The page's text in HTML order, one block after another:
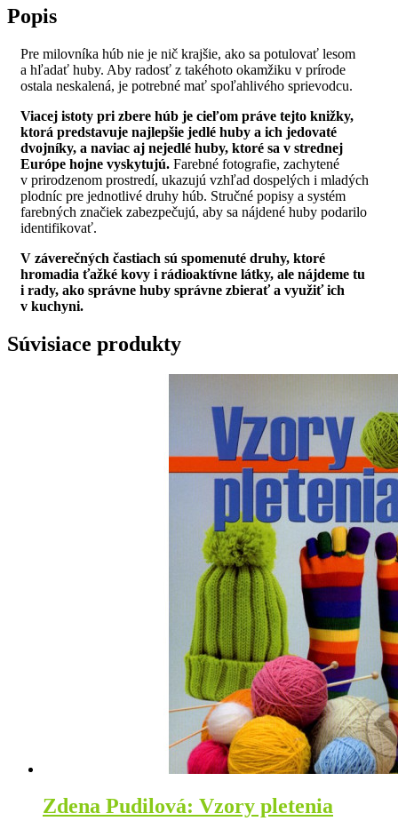
Popis
Pre milovníka húb nie je nič krajšie, ako sa potulovať lesom
a hľadať huby. Aby radosť z takéhoto okamžiku v prírode
ostala neskalená, je potrebné mať spoľahlivého sprievodcu.
Viacej istoty pri zbere húb je cieľom práve tejto knižky,
ktorá predstavuje najlepšie jedlé huby a ich jedovaté
dvojníky, a naviac aj nejedlé huby, ktoré sa v strednej
Európe hojne vyskytujú. Farebné fotografie, zachytené
v prirodzenom prostredí, ukazujú vzhľad dospelých i mladých
plodníc pre jednotlivé druhy húb. Stručné popisy a systém
farebných značiek zabezpečujú, aby sa nájdené huby podarilo
identifikovať.
V záverečných častiach sú spomenuté druhy, ktoré
hromadia ťažké kovy i rádioaktívne látky, ale nájdeme tu
i rady, ako správne huby správne zbierať a využiť ich
v kuchyni.
Súvisiace produkty
Zdena Pudilová: Vzory pletenia